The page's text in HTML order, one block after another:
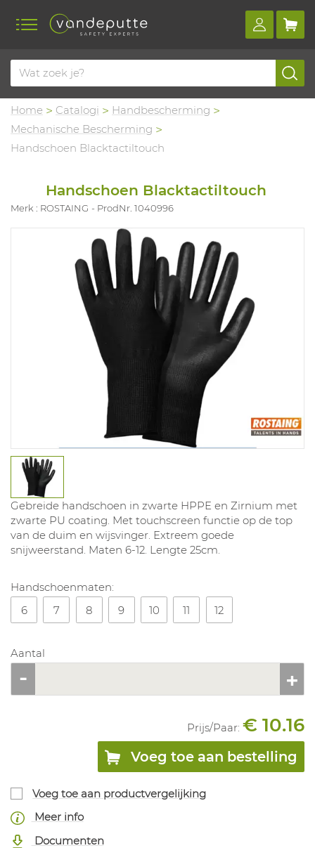
Home Catalogi
Handbescherming
Mechanische Bescherming
Handschoen Blacktactiltouch
Handschoen Blacktactiltouch
Merk : ROSTAING ProdNr. 1040996
Gebreide handschoen in zwarte HPPE en Zirnium met
zwarte PU coating. Met touchscreen functie op de top
van de duim en wijsvinger. Extreem goede
snijweerstand. Maten 6-12. Lengte 25cm.
Handschoenmaten:
6
7 8 9 10 11 12
Aantal
Prijs/Paar: € 10.16
Voeg toe aan bestelling
Voeg toe aan productvergelijking
Meer info
Documenten